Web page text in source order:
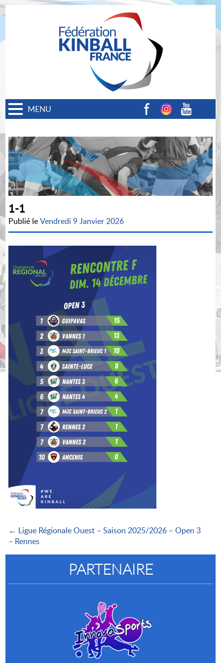
MENU
1-1
Publié leVendredi 9 Janvier 2026
← Ligue Régionale Ouest – Saison 2025/2026 – Open 3
– Rennes
PARTENAIRE